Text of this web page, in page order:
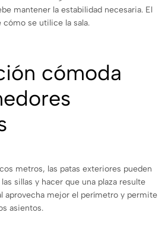
mantener la estabilidad necesaria. El
se utilice la sala.
cómoda
metros, las patas exteriores pueden
sillas y hacer que una plaza resulte
aprovecha mejor el perímetro y permite
asientos.